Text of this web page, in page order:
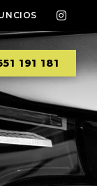
191 181